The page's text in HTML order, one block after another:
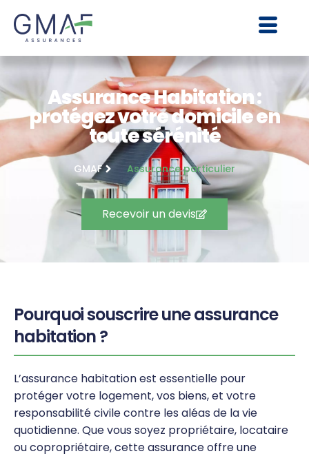
Assurance Habitation :
protégez votre domicile en
toute sérénité
GMAF Assurance particulier
Recevoir un devis
Pourquoi souscrire une assurance
habitation ?
L’assurance habitation est essentielle pour
protéger votre logement, vos biens, et votre
responsabilité civile contre les aléas de la vie
quotidienne. Que vous soyez propriétaire, locataire
ou copropriétaire, cette assurance offre une